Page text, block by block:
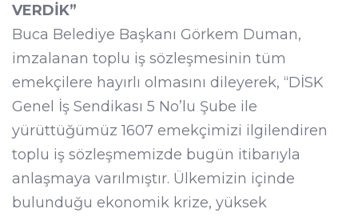
VERDİK”
Buca Belediye Başkanı Görkem Duman,
imzalanan toplu iş sözleşmesinin tüm
emekçilere hayırlı olmasını dileyerek, “DİSK
Genel İş Sendikası 5 No’lu Şube ile
yürüttüğümüz 1607 emekçimizi ilgilendiren
toplu iş sözleşmemizde bugün itibarıyla
anlaşmaya varılmıştır. Ülkemizin içinde
bulunduğu ekonomik krize, yüksek